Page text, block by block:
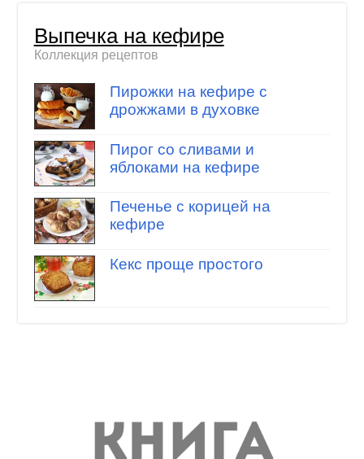
Выпечка на кефире
Коллекция рецептов
Пирожки на кефире с
дрожжами в духовке
Пирог со сливами и
яблоками на кефире
Печенье с корицей на
кефире
Кекс проще простого